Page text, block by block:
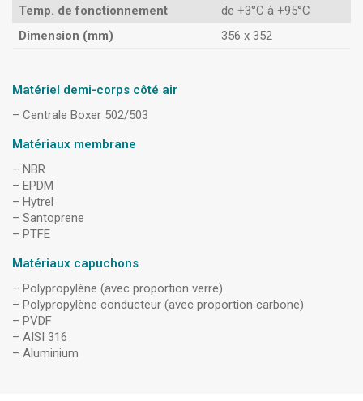
Temp. de fonctionnement
de +3°C à +95°C
Dimension (mm)
356 x 352
Matériel demi-corps côté air
– Centrale Boxer 502/503
Matériaux membrane
– NBR
– EPDM
– Hytrel
– Santoprene
– PTFE
Matériaux capuchons
– Polypropylène (avec proportion verre)
– Polypropylène conducteur (avec proportion carbone)
– PVDF
– AISI 316
– Aluminium